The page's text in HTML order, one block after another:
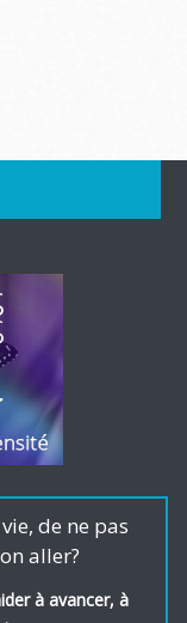
de ne pas
aller?
à avancer, à